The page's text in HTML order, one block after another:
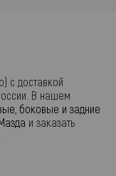
с доставкой
В нашем
боковые и задние
и заказать